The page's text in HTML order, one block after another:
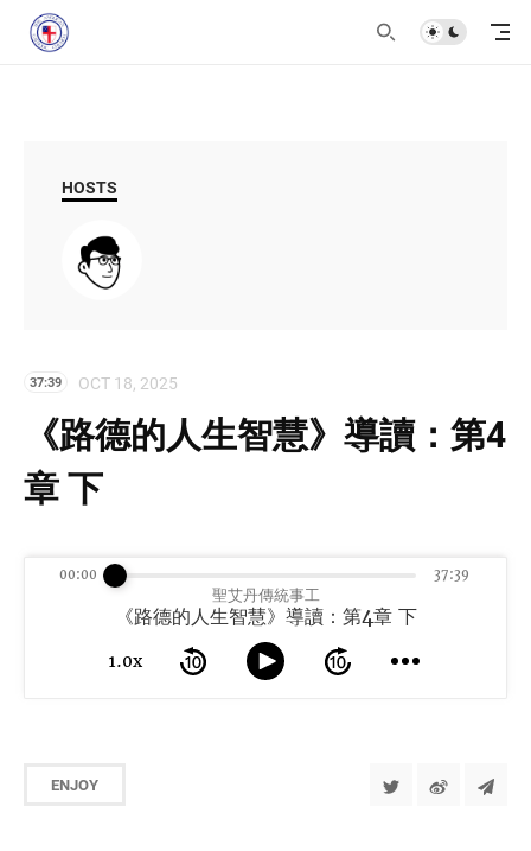
HOSTS
37:39 OCT 18, 2025
《路德的人生智慧》導讀：第4
章 下
聖艾丹傳統事工
《路德的人生智慧》導讀：第4章 下
1.0x
00:00 37:39
ENJOY